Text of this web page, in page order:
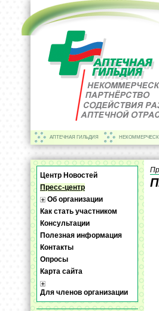
АПТЕЧНАЯ ГИЛЬДИЯ
Центр Новостей
Пресс-центр
Об организации
Как стать участником
Консультации
Полезная информация
Контакты
Опросы
Карта сайта
Для членов организации